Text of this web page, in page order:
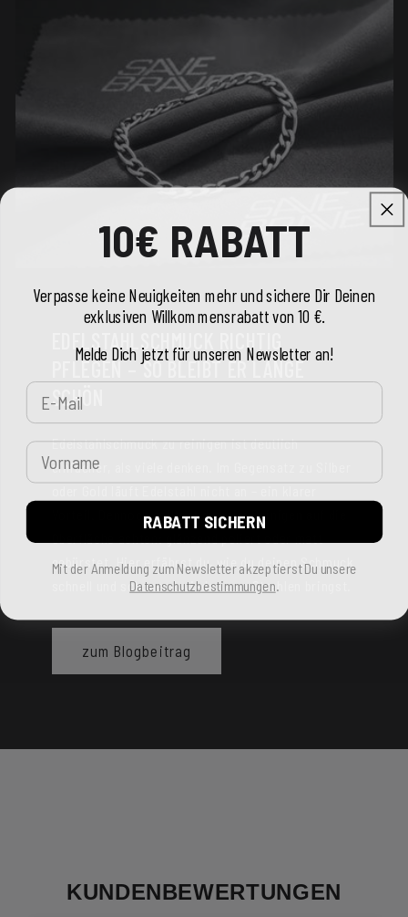
PFLEGEN – SO BLEIBT ER LANGE
SCHÖN
Edelstahlschmuck zu reinigen ist deutlich
einfacher, als viele denken. Im Gegensatz zu Silber
Vorteil. Dennoch solltest du beim Reinigen auf die
gebürstet. Hier erfährst du, wie du deinen Schmuck
schnell und schonend wieder zum Strahlen bringst.
zum Blogbeitrag
KUNDENBEWERTUNGEN
10€ RABATT
Verpasse keine Neuigkeiten mehr und sichere Dir Deinen
exklusiven Willkommensrabatt von 10 €.
Melde Dich jetzt für unseren Newsletter an!
E-Mail
Vorname
RABATT SICHERN
Mit der Anmeldung zum Newsletter akzeptierst Du unsere
Datenschutzbestimmungen